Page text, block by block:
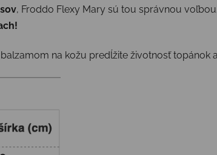
, Froddo Flexy Mary sú tou správnou voľbou.
na kožu predĺžite životnosť topánok